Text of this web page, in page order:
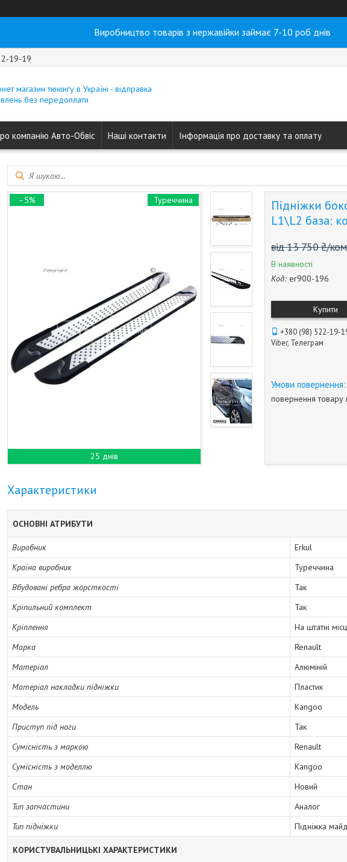
Виробництво товарів з нержавійки займає 7-10 роб днів
19-19
магазин тюнінгу в Україні - відправка
без передоплати
компанію Авто-Обвіс Наші контакти Інформація про доставку та оплату
Туреччина
–5%
25 днів
Підніжки
L1\L2 база:
від 13 750 ₴/
В наявності
Код: er900-196
Купити
+380 (98) 522-19-
Viber, Телеграм
повернення
Характеристики
ОСНОВНІ АТРИБУТИ
Виробник
Erkul
Країна виробник
Туреччина
Вбудовані ребра жорсткості
Так
Кріпильний комплект
Так
Кріплення
На штатні
Марка
Renault
Матеріал
Алюміній
Матеріал накладки підніжки
Пластик
Модель
Kangoo
Приступ під ноги
Так
Сумісність з маркою
Renault
Сумісність з моделлю
Kangoo
Стан
Новий
Тип запчастини
Аналог
Тип підніжки
Підніжка
КОРИСТУВАЛЬНИЦЬКІ ХАРАКТЕРИСТИКИ